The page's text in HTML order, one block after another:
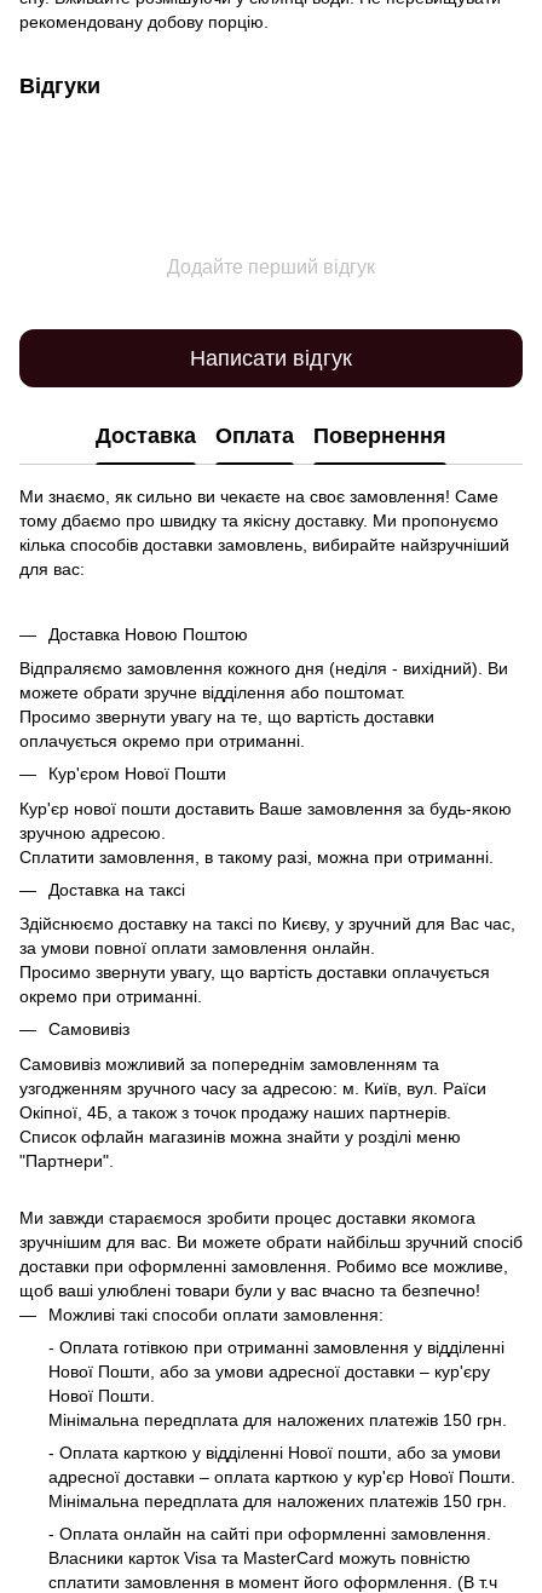
рекомендовану добову порцію.
Відгуки
Додайте перший відгук
Написати відгук
Доставка Оплата Повернення
Ми знаємо, як сильно ви чекаєте на своє замовлення! Саме
тому дбаємо про швидку та якісну доставку. Ми пропонуємо
кілька способів доставки замовлень, вибирайте найзручніший
для вас:
Доставка Новою Поштою
Відпраляємо замовлення кожного дня (неділя - вихідний). Ви
можете обрати зручне відділення або поштомат.
Просимо звернути увагу на те, що вартість доставки
оплачується окремо при отриманні.
Кур'єром Нової Пошти
Кур'єр нової пошти доставить Ваше замовлення за будь-якою
зручною адресою.
Сплатити замовлення, в такому разі, можна при отриманні.
Доставка на таксі
Здійснюємо доставку на таксі по Києву, у зручний для Вас час,
за умови повної оплати замовлення онлайн.
Просимо звернути увагу, що вартість доставки оплачується
окремо при отриманні.
Самовивіз
Самовивіз можливий за попереднім замовленням та
узгодженням зручного часу за адресою: м. Київ, вул. Раїси
Окіпної, 4Б, а також з точок продажу наших партнерів.
Список офлайн магазинів можна знайти у розділі меню
"Партнери".
Ми завжди стараємося зробити процес доставки якомога
зручнішим для вас. Ви можете обрати найбільш зручний спосіб
доставки при оформленні замовлення. Робимо все можливе,
щоб ваші улюблені товари були у вас вчасно та безпечно!
Можливі такі способи оплати замовлення:
- Оплата готівкою при отриманні замовлення у відділенні
Нової Пошти, або за умови адресної доставки – кур'єру
Нової Пошти.
Мінімальна передплата для наложених платежів 150 грн.
- Оплата карткою у відділенні Нової пошти, або за умови
адресної доставки – оплата карткою у кур'єр Нової Пошти.
Мінімальна передплата для наложених платежів 150 грн.
- Оплата онлайн на сайті при оформленні замовлення.
Власники карток Visa та MasterCard можуть повністю
сплатити замовлення в момент його оформлення. (В т.ч